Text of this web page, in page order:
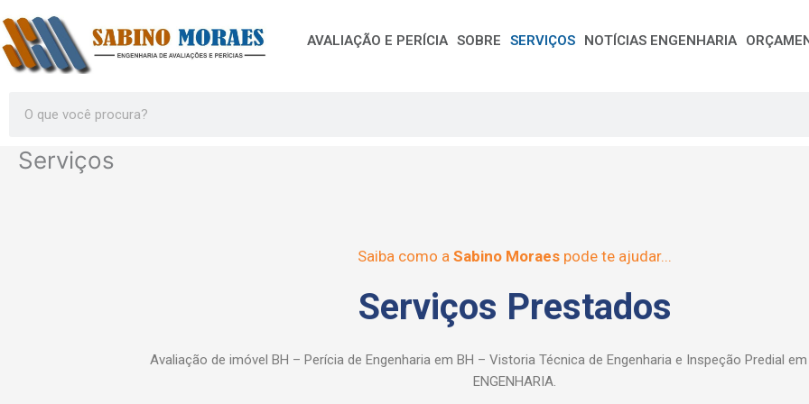
para
o
conteúdo
AVALIAÇÃO E PERÍCIA SOBRE SERVIÇOS NOTÍCIAS ENGENHARIA
Serviços
Saiba como a Sabino Moraes pode te ajudar...
Serviços Prestados
Avaliação de imóvel BH – Perícia de Engenharia em BH – Vistoria Técnica de Engenharia e Inspeção Predial em
ENGENHARIA.